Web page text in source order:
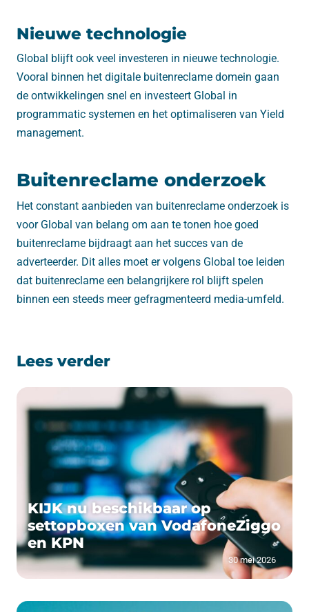
Nieuwe technologie
Global blijft ook veel investeren in nieuwe technologie.
Vooral binnen het digitale buitenreclame domein gaan
de ontwikkelingen snel en investeert Global in
programmatic systemen en het optimaliseren van Yield
management.
Buitenreclame onderzoek
Het constant aanbieden van buitenreclame onderzoek is
voor Global van belang om aan te tonen hoe goed
buitenreclame bijdraagt aan het succes van de
adverteerder. Dit alles moet er volgens Global toe leiden
dat buitenreclame een belangrijkere rol blijft spelen
binnen een steeds meer gefragmenteerd media-umfeld.
Lees verder
KIJK nu beschikbaar op
settopboxen van VodafoneZiggo
en KPN
30 mei 2026